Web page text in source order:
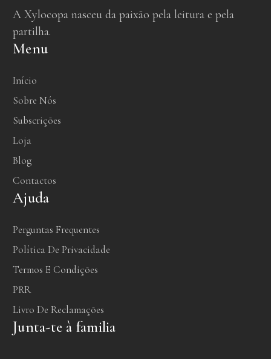
A Xylocopa nasceu da paixão pela leitura e pela
partilha.
Menu
Início
Sobre Nós
Subscrições
Loja
Blog
Contactos
Ajuda
Perguntas Frequentes
Política De Privacidade
Termos E Condições
PRR
Livro De Reclamações
Junta-te à familia